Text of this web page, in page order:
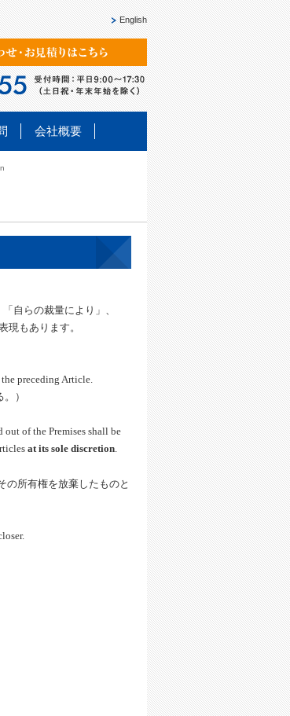
English
会社概要
自らの裁量により」、
現もあります。
preceding Article.
）
of the Premises shall be
at its sole discretion.
の所有権を放棄したものと